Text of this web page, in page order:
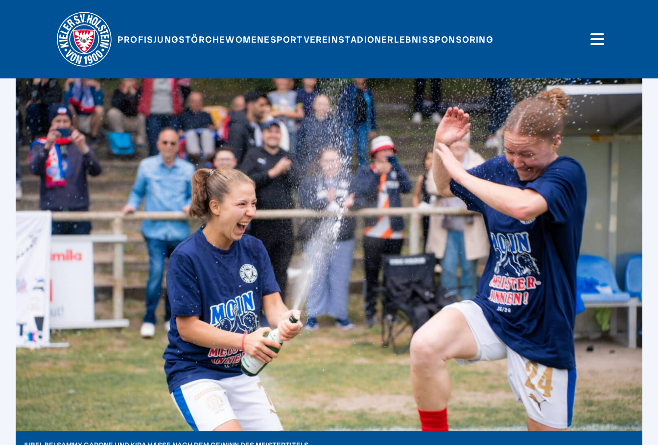
PROFISJUNGSTÖRCHEWOMENESPORTVEREINSTADIONERLEBNISSPONSORING